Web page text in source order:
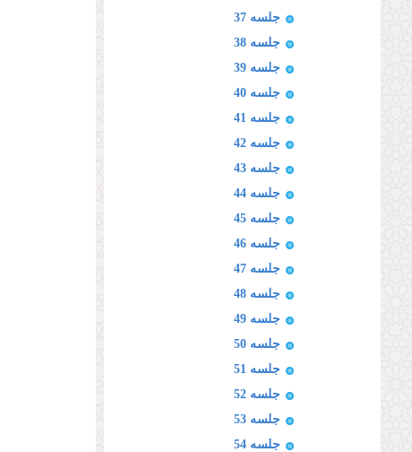
جلسه 37
جلسه 38
جلسه 39
جلسه 40
جلسه 41
جلسه 42
جلسه 43
جلسه 44
جلسه 45
جلسه 46
جلسه 47
جلسه 48
جلسه 49
جلسه 50
جلسه 51
جلسه 52
جلسه 53
جلسه 54